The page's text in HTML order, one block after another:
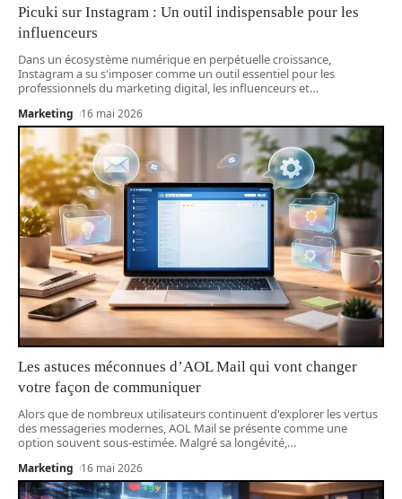
Picuki sur Instagram : Un outil indispensable pour les
influenceurs
Dans un écosystème numérique en perpétuelle croissance,
Instagram a su s'imposer comme un outil essentiel pour les
professionnels du marketing digital, les influenceurs et…
Marketing 16 mai 2026
Les astuces méconnues d’AOL Mail qui vont changer
votre façon de communiquer
Alors que de nombreux utilisateurs continuent d'explorer les vertus
des messageries modernes, AOL Mail se présente comme une
option souvent sous-estimée. Malgré sa longévité,…
Marketing 16 mai 2026